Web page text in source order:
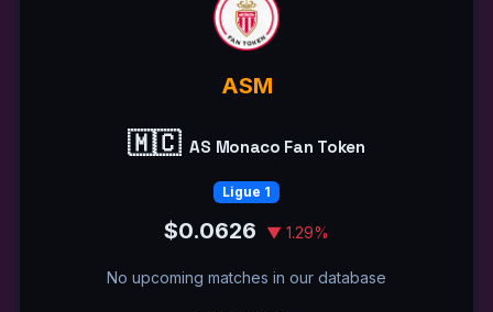
ASM
🇲🇨 AS Monaco Fan Token
Ligue 1
$0.0626 ▼ 1.29%
No upcoming matches in our database